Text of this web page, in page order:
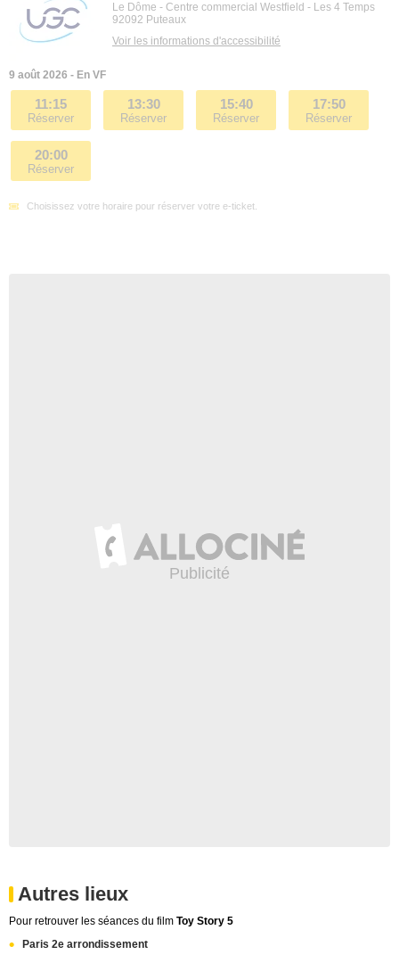
Le Dôme - Centre commercial Westfield - Les 4 Temps
92092 Puteaux
Voir les informations d'accessibilité
9 août 2026 - En VF
11:15
Réserver
13:30
Réserver
15:40
Réserver
17:50
Réserver
20:00
Réserver
Choisissez votre horaire pour réserver votre e-ticket.
Autres lieux
Pour retrouver les séances du film Toy Story 5
Paris 2e arrondissement